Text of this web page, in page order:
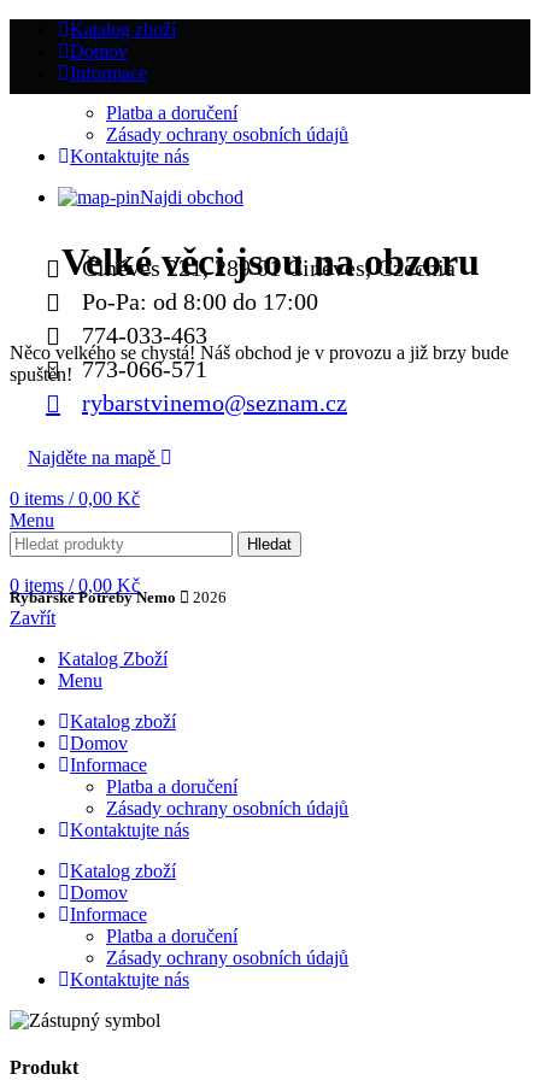
Katalog zboží
Domov
Informace
Platba a doručení
Zásady ochrany osobních údajů
Kontaktujte nás
Najdi obchod
Činěves 221, 289 01 Činěves, Czechia
Po-Pa: od 8:00 do 17:00
774-033-463
773-066-571
rybarstvinemo@seznam.cz
Najděte na mapě
0 items / 0,00 Kč
Menu
Hledat
0 items / 0,00 Kč
Velké věci jsou na obzoru
Něco velkého se chystá! Náš obchod je v provozu a již brzy bude
spuštěn!
Rybářské Potřeby Nemo 2026
Zavřít
Katalog Zboží
Menu
Katalog zboží
Domov
Informace
Platba a doručení
Zásady ochrany osobních údajů
Kontaktujte nás
Katalog zboží
Domov
Informace
Platba a doručení
Zásady ochrany osobních údajů
Kontaktujte nás
Produkt